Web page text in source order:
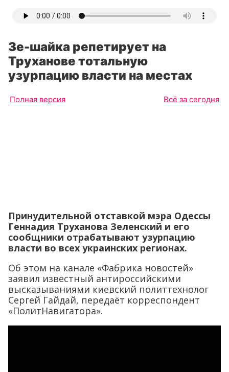
Зе-шайка репетирует на
Труханове тотальную
узурпацию власти на местах
Полная версия Всё за сегодня
Принудительной отставкой мэра Одессы
Геннадия Труханова Зеленский и его
сообщники отрабатывают узурпацию
власти во всех украинских регионах.
Об этом на канале «Фабрика новостей»
заявил известный антироссийскими
высказываниями киевский политтехнолог
Сергей Гайдай, передаёт корреспондент
«ПолитНавигатора».